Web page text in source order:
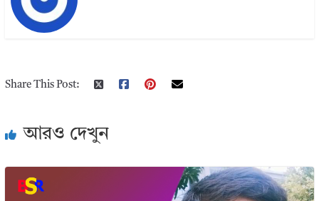
Share This Post:
আরও দেখুন